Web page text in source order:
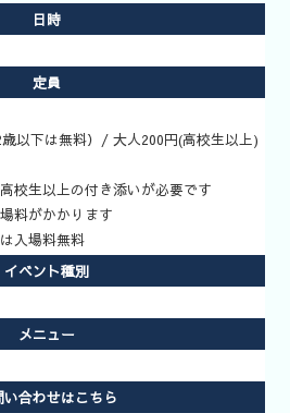
新着イベン
イベント検
いきもの道
場予約方法
日時
定員
以下は無料）/ 大人200円(高校生以上)
校生以上の付き添いが必要です
料がかかります
入場料無料
イベント種別
メニュー
い合わせはこちら